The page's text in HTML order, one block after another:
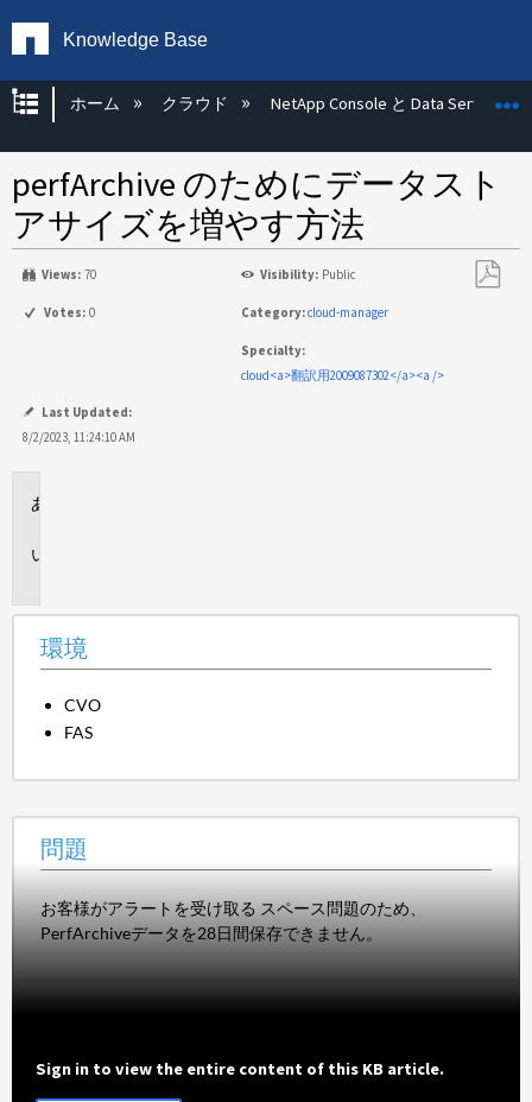
Knowledge Base
グローバル階層を展開/折りたたむ
ホーム クラウド NetApp Console と Data Services
perfArchive のためにデータスト
アサイズを増やす方法
Views: 70 Visibility: Public
Votes: 0 Category:cloud-manager
Specialty:
cloud<a>翻訳用2009087302</a><a />
Last Updated:
8/2/2023, 11:24:10 AM
環境
CVO
FAS
問題
お客様がアラートを受け取る スペース問題のため、
PerfArchiveデータを28日間保存できません。
Sign in to view the entire content of this KB article.